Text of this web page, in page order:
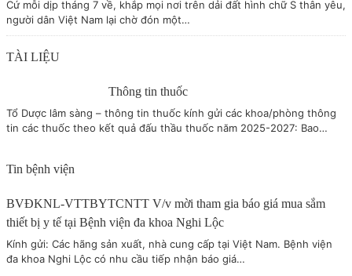
Cứ mỗi dịp tháng 7 về, khắp mọi nơi trên dải đất hình chữ S thân yêu,
người dân Việt Nam lại chờ đón một…
TÀI LIỆU
Thông tin thuốc
Tổ Dược lâm sàng – thông tin thuốc kính gửi các khoa/phòng thông
tin các thuốc theo kết quả đấu thầu thuốc năm 2025-2027: Bao…
Tin bệnh viện
BVĐKNL-VTTBYTCNTT V/v mời tham gia báo giá mua sắm
thiết bị y tế tại Bệnh viện đa khoa Nghi Lộc
Kính gửi: Các hãng sản xuất, nhà cung cấp tại Việt Nam. Bệnh viện
đa khoa Nghi Lộc có nhu cầu tiếp nhận báo giá…